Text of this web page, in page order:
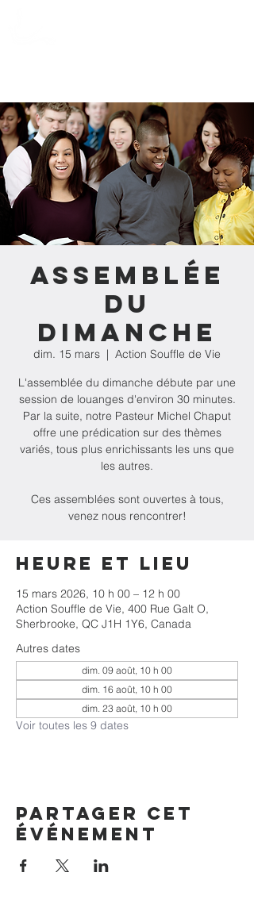
Assemblée
du
dimanche
dim. 15 mars
  |
Action Souffle de Vie
L'assemblée du dimanche débute par une
session de louanges d'environ 30 minutes.
Par la suite, notre Pasteur Michel Chaput
offre une prédication sur des thèmes
variés, tous plus enrichissants les uns que
les autres.
Ces assemblées sont ouvertes à tous,
venez nous rencontrer!
Heure et lieu
15 mars 2026, 10 h 00 – 12 h 00
Action Souffle de Vie, 400 Rue Galt O,
Sherbrooke, QC J1H 1Y6, Canada
Autres dates
dim. 09 août, 10 h 00
dim. 16 août, 10 h 00
dim. 23 août, 10 h 00
Voir toutes les 9 dates
Partager cet
événement